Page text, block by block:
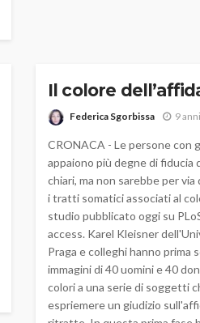
Il colore
Federica Sgorbissa 9
CRONACA - Le persone con
appaiono più degne di fiducia
chiari, ma non sarebbe per
i tratti somatici associati al
studio pubblicato oggi su
access. Karel Kleisner
Praga e colleghi hanno prima
immagini di 40 uomini e 40
colori a una serie di soggetti
espriemere un giudizio